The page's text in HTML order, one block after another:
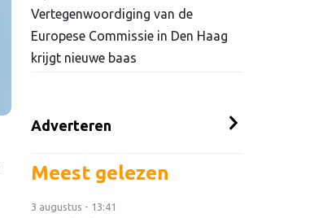
Vertegenwoordiging van de
Europese Commissie in Den Haag
krijgt nieuwe baas
Adverteren
Meest gelezen
3 augustus - 13:41